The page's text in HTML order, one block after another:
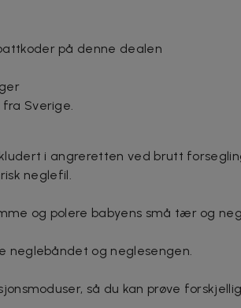
på denne dealen
Sverige.
i angreretten ved brutt
neglefil.
og polere babyens små tær og
neglebåndet og neglesengen.
så du kan prøve